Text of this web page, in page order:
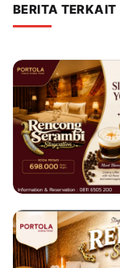
BERITA TERKAIT